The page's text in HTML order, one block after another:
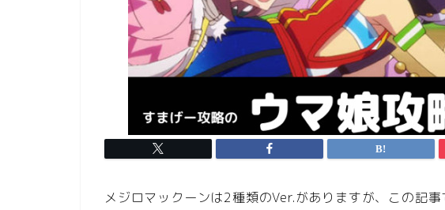
メジロマックーンは2種類のVer.がありますが、この記事